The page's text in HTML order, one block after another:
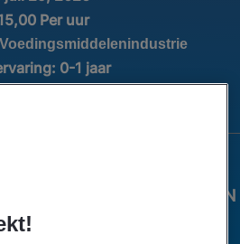
Per uur
Voedingsmiddelenindustrie
0-1 jaar
OPSLAAN